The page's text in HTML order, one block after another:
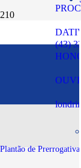
(43)
Plantão de